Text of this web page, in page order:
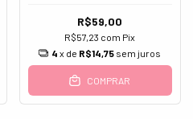
R$59,00
R$57,23 com Pix
4 x de R$14,75 sem juros
COMPRAR